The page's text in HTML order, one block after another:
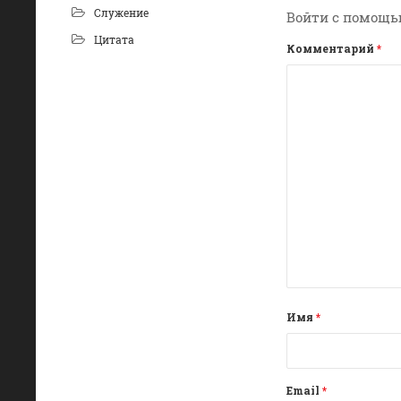
Служение
Цитата
Войти с
Комментарий *
Имя *
Email *